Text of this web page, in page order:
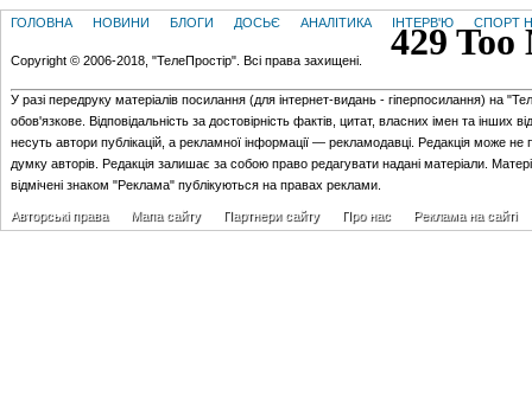
ГОЛОВНА НОВИНИ БЛОГИ ДОСЬЄ АНАЛІТИКА ІНТЕРВ'Ю СПОРТ
Copyright © 2006-2018, "ТелеПростір". Всі права захищені.
У разі передруку матеріалів посилання (для iнтернет-видань - гiперпосилання) на
обов'язкове. Відповідальність за достовірність фактів, цитат, власних імен та інших
несуть автори публікацій, а рекламної інформації — рекламодавці. Редакція може не
думку авторів. Редакція залишає за собою право редагувати надані матеріали.
відмічені знаком "Реклама" публікуються на правах реклами.
Авторські права Мапа сайту Партнери сайту Про нас Реклама на сайті